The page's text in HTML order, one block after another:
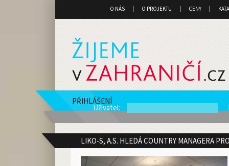
O NÁS O PROJEKTU CENY
PŘIHLÁŠENÍ
Uživatel:
LIKO-S, A.S. HLEDÁ COUNTRY MANAGERA